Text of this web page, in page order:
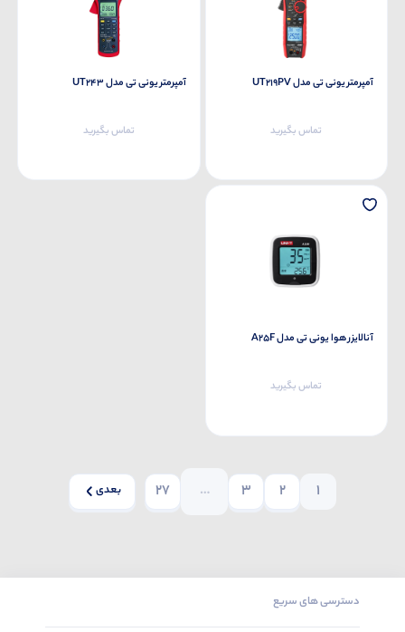
آمپرمتر یونی تی مدل UT219PV
تماس بگیرید
آمپرمتر یونی تی مدل UT243
تماس بگیرید
آنالایزر هوا یونی تی مدل A25F
تماس بگیرید
1
2
3
…
27 بعدی
دسترسی های سریع